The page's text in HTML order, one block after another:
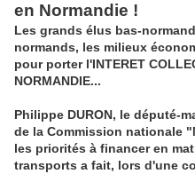
en Normandie !
Les grands élus bas-
normands, les milieux
pour porter l'INTERET
NORMANDIE...
Philippe DURON, le député-
de la Commission nationale
les priorités à financer en
transports a fait, lors d'une